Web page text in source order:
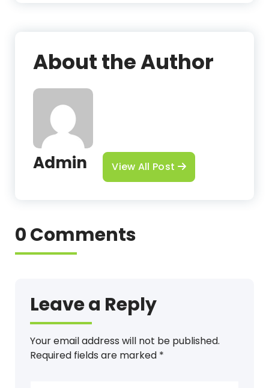
About the Author
Admin View All Post
0 Comments
Leave a Reply
Your email address will not be published.
Required fields are marked *